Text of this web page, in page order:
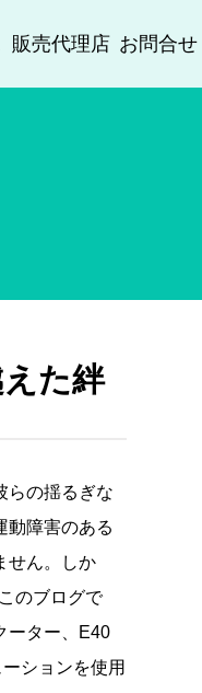
販売代理店 お問合せ
た絆
らの揺るぎな
動障害のある
せん。しか
のブログで
ーター、E40
ションを使用